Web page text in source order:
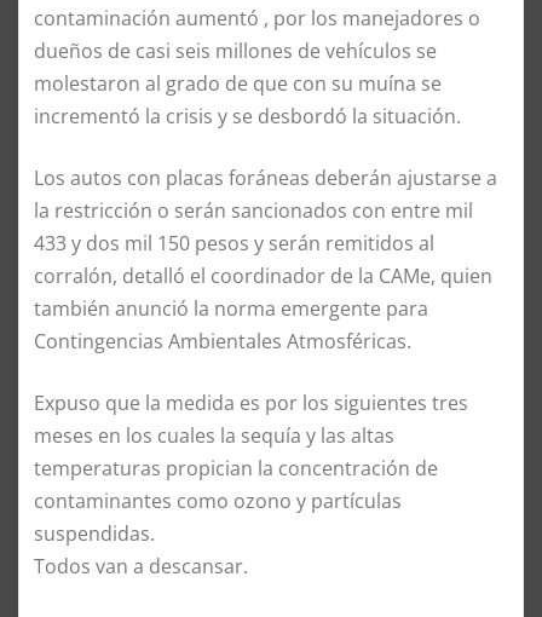
contaminación aumentó , por los manejadores o
dueños de casi seis millones de vehículos se
molestaron al grado de que con su muína se
incrementó la crisis y se desbordó la situación.
Los autos con placas foráneas deberán ajustarse a
la restricción o serán sancionados con entre mil
433 y dos mil 150 pesos y serán remitidos al
corralón, detalló el coordinador de la CAMe, quien
también anunció la norma emergente para
Contingencias Ambientales Atmosféricas.
Expuso que la medida es por los siguientes tres
meses en los cuales la sequía y las altas
temperaturas propician la concentración de
contaminantes como ozono y partículas
suspendidas.
Todos van a descansar.